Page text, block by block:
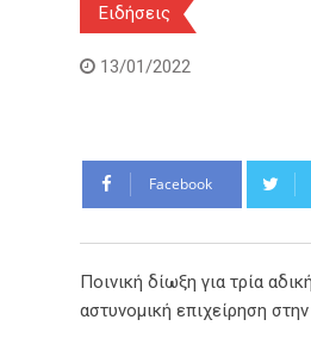
Ειδήσεις
13/01/2022
Facebook
Ποινική δίωξη για τρία
αστυνομική επιχείρηση